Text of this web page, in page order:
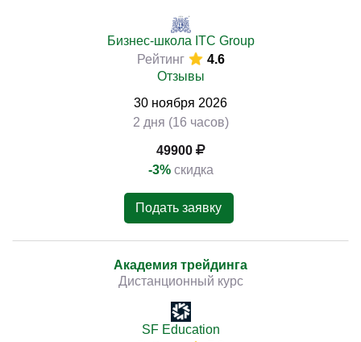
Бизнес-школа ITC Group
Рейтинг
4.6
Отзывы
30 ноября 2026
2 дня (16 часов)
49900
-3% скидка
Подать заявку
Академия трейдинга
Дистанционный курс
SF Education